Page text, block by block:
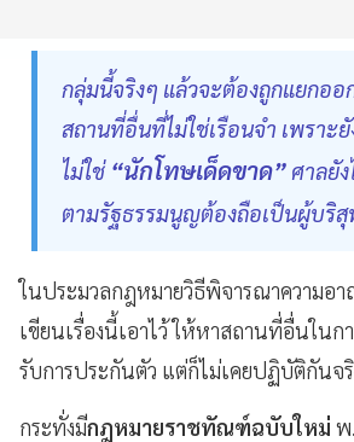
กลุ่มนี้จริงๆ แล้วจะต้องถูกแยกออ
สถานที่อื่นที่ไม่ใช่เรือนจำ เพราะยั
ไม่ใช่ “นักโทษเด็ดขาด” ศาลยั
ตามรัฐธรรมนูญต้องถือเป็นผู้บริ
ในประมวลกฎหมายวิธีพิจารณาความอา
เขียนเรื่องนี้เอาไว้ ให้หาสถานที่อื่นในก
รับการประกันตัว แต่ก็ไม่เคยปฏิบัติกันจริ
กระทั่งมีกฎหมายราชทัณฑ์ฉบับใหม่ พ